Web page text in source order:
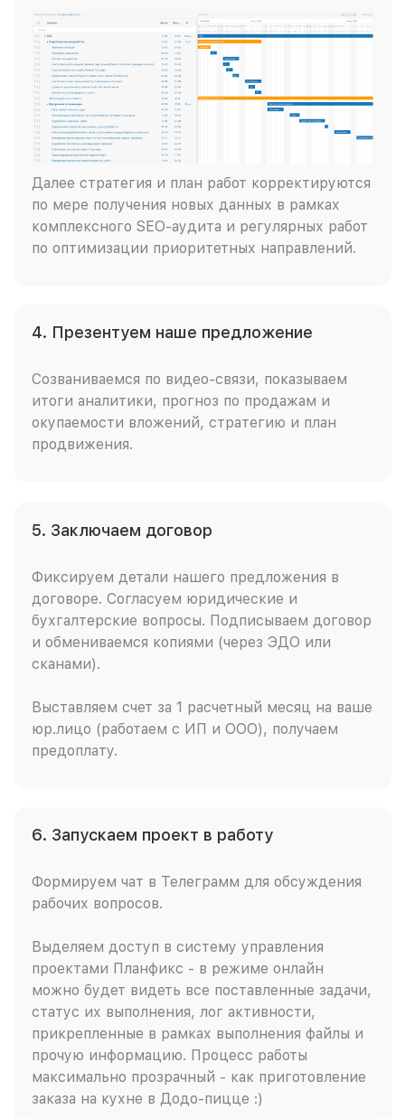
Далее стратегия и план работ корректируются
по мере получения новых данных в рамках
комплексного SEO-аудита и регулярных работ
по оптимизации приоритетных направлений.
4. Презентуем наше предложение
Созваниваемся по видео-связи, показываем
итоги аналитики, прогноз по продажам и
окупаемости вложений, стратегию и план
продвижения.
5. Заключаем договор
Фиксируем детали нашего предложения в
договоре. Согласуем юридические и
бухгалтерские вопросы. Подписываем договор
и обмениваемся копиями (через ЭДО или
сканами).
Выставляем счет за 1 расчетный месяц на ваше
юр.лицо (работаем с ИП и ООО), получаем
предоплату.
6. Запускаем проект в работу
Формируем чат в Телеграмм для обсуждения
рабочих вопросов.
Выделяем доступ в систему управления
проектами Планфикс - в режиме онлайн
можно будет видеть все поставленные задачи,
статус их выполнения, лог активности,
прикрепленные в рамках выполнения файлы и
прочую информацию. Процесс работы
максимально прозрачный - как приготовление
заказа на кухне в Додо-пицце :)